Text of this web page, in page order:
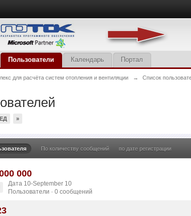
Пользователи Календарь Портал
для расчёта систем отопления и вентиляции → Список
»
По количеству сообщений по дате регистрации
000
Дата 10-September 10
Пользователи · 0 сообщений